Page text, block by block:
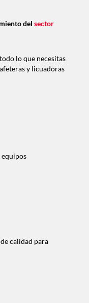
del sector
lo que necesitas
y licuadoras
equipos
calidad para